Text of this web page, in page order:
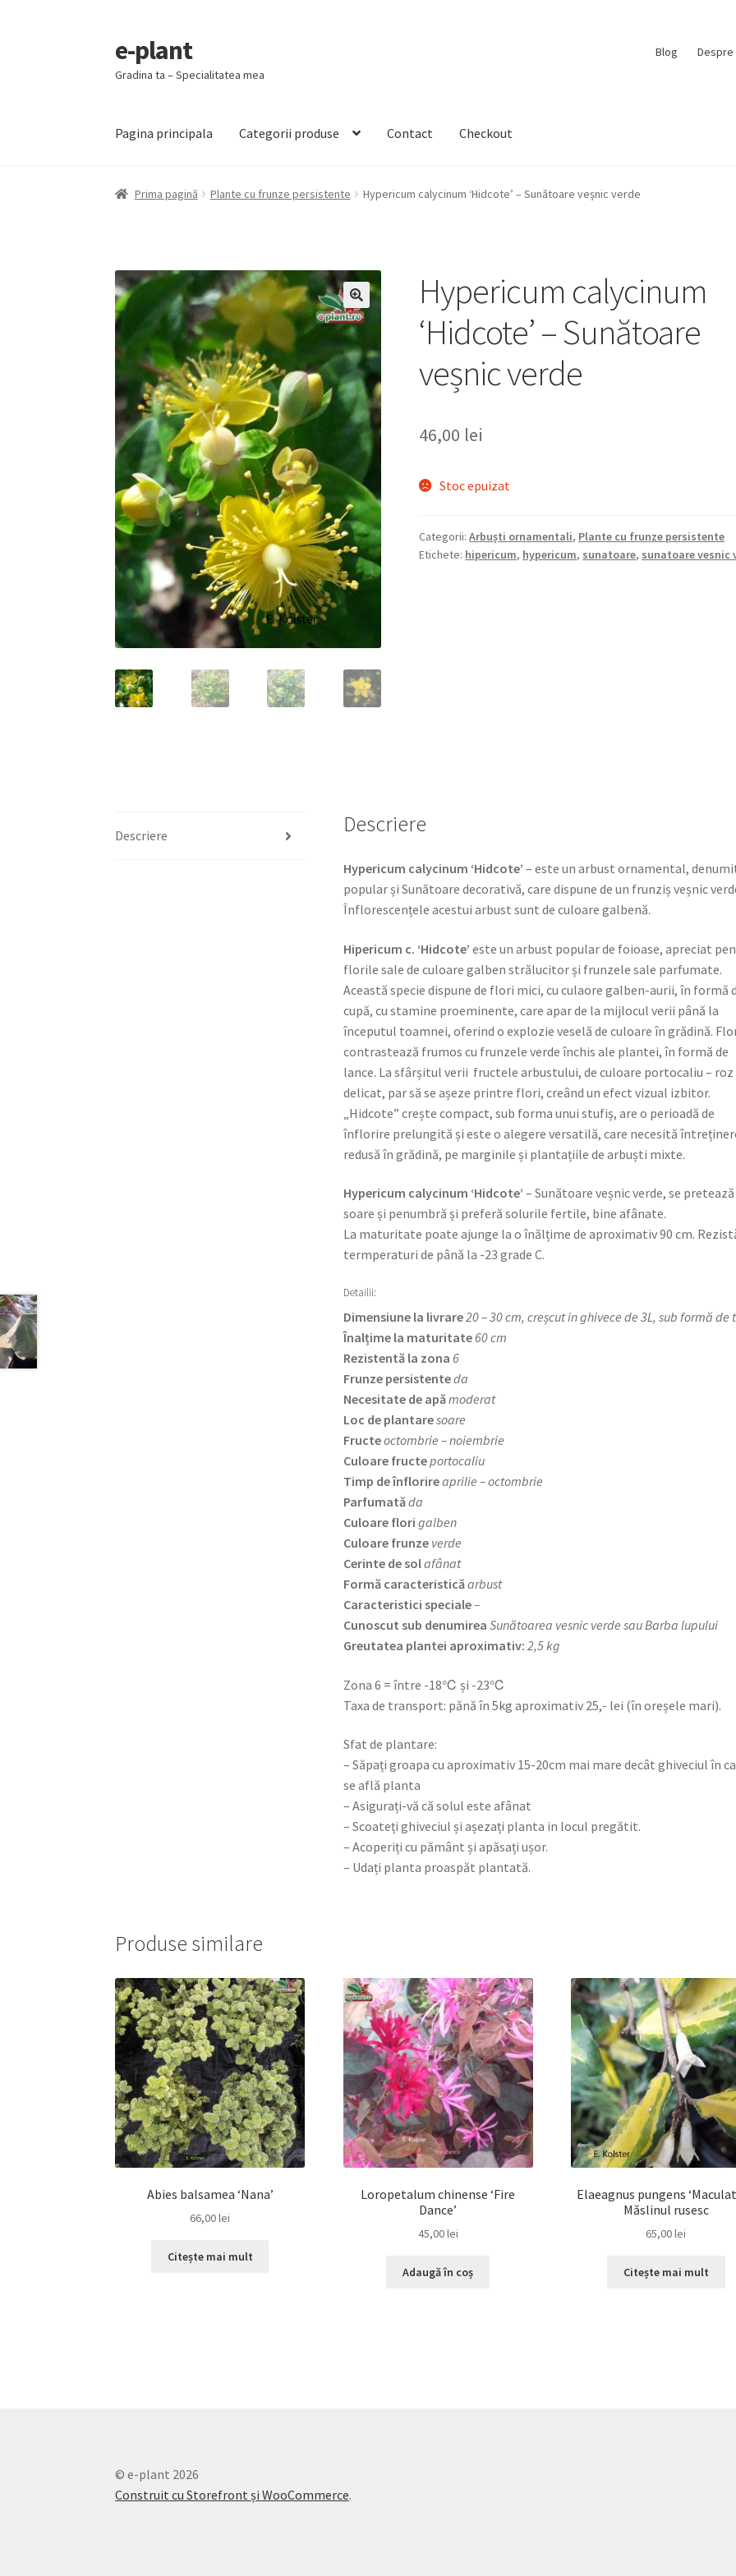
Sari
la
navigare
Sari
la
conținut
e-plant
Gradina ta – Specialitatea mea
Blog Despre
Pagina principala Categorii produse Contact Checkout
Prima pagină Plante cu frunze persistente Hypericum calycinum ‘Hidcote’ – Sunătoare veșnic verde
🔍
Hypericum calycinum
‘Hidcote’ – Sunătoare
veșnic verde
46,00 lei
Stoc epuizat
Categorii:Arbuști ornamentali, Plante cu frunze persistente
Etichete: hipericum, hypericum, sunatoare, sunatoare vesnic
Descriere Descriere
Hypericum calycinum ‘Hidcote’ – este un arbust ornamental,
popular și Sunătoare decorativă, care dispune de un frunziș veșnic
Înflorescențele acestui arbust sunt de culoare galbenă.
Hipericum c. ‘Hidcote’ este un arbust popular de foioase, apreciat
florile sale de culoare galben strălucitor și frunzele sale parfumate.
Această specie dispune de flori mici, cu culaore galben-aurii, în formă
cupă, cu stamine proeminente, care apar de la mijlocul verii până la
începutul toamnei, oferind o explozie veselă de culoare în grădină.
contrastează frumos cu frunzele verde închis ale plantei, în formă de
lance. La sfârșitul verii fructele arbustului, de culoare portocaliu – roz
delicat, par să se așeze printre flori, creând un efect vizual izbitor.
„Hidcote” crește compact, sub forma unui stufiș, are o perioadă de
înflorire prelungită și este o alegere versatilă, care necesită
redusă în grădină, pe marginile și plantațiile de arbuști mixte.
Hypericum calycinum ‘Hidcote’ – Sunătoare veșnic verde, se
soare și penumbră și preferă solurile fertile, bine afânate.
La maturitate poate ajunge la o înălțime de aproximativ 90 cm.
termperaturi de până la -23 grade C.
Detailii:
Dimensiune la livrare20 – 30 cm, creșcut in ghivece de 3L, sub formă de
Înalțime la maturitate60 cm
Rezistentă la zona 6
Frunze persistenteda
Necesitate de apămoderat
Loc de plantaresoare
Fructeoctombrie – noiembrie
Culoare fructeportocaliu
Timp de înflorireaprilie – octombrie
Parfumatăda
Culoare flori galben
Culoare frunze verde
Cerinte de solafânat
Formă caracteristicăarbust
Caracteristici speciale–
Cunoscut sub denumirea Sunătoarea vesnic verde sau Barba lupului
Greutatea plantei aproximativ: 2,5 kg
Zona 6 = între -18℃ și -23℃
Taxa de transport: pănă în 5kg aproximativ 25,- lei (în oreșele mari).
Sfat de plantare:
– Săpați groapa cu aproximativ 15-20cm mai mare decât ghiveciul în
se află planta
– Asigurați-vă că solul este afânat
– Scoateți ghiveciul și așezați planta in locul pregătit.
– Acoperiți cu pământ și apăsați ușor.
– Udați planta proaspăt plantată.
Produse similare
Abies balsamea ‘Nana’
66,00lei
Citește mai mult
Loropetalum chinense ‘Fire
Dance’
45,00lei
Adaugă în coș
Elaeagnus pungens
Măslinul rusesc
65,00lei
Citește mai mult
© e-plant 2026
Construit cu Storefront și WooCommerce.